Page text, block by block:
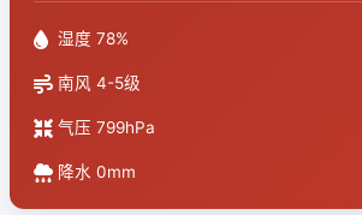
湿度 78%
南风 4-5级
气压 799hPa
降水 0mm